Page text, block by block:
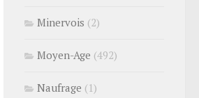
Minervois (2)
Moyen-Age (492)
Naufrage (1)